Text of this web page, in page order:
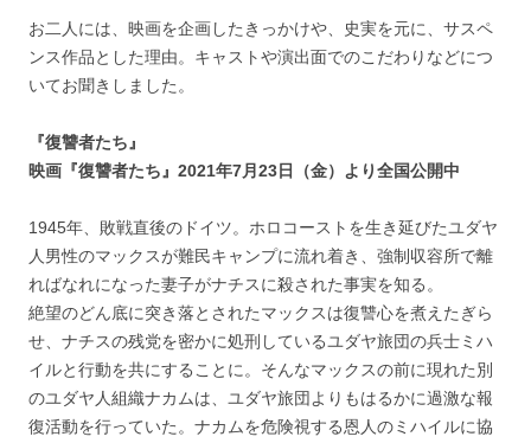
お二人には、映画を企画したきっかけや、史実を元に、サスペ
ンス作品とした理由。キャストや演出面でのこだわりなどにつ
いてお聞きしました。
『復讐者たち』
映画『復讐者たち』2021年7月23日（金）より全国公開中
1945年、敗戦直後のドイツ。ホロコーストを生き延びたユダヤ
人男性のマックスが難民キャンプに流れ着き、強制収容所で離
ればなれになった妻子がナチスに殺された事実を知る。
絶望のどん底に突き落とされたマックスは復讐心を煮えたぎら
せ、ナチスの残党を密かに処刑しているユダヤ旅団の兵士ミハ
イルと行動を共にすることに。そんなマックスの前に現れた別
のユダヤ人組織ナカムは、ユダヤ旅団よりもはるかに過激な報
復活動を行っていた。ナカムを危険視する恩人のミハイルに協